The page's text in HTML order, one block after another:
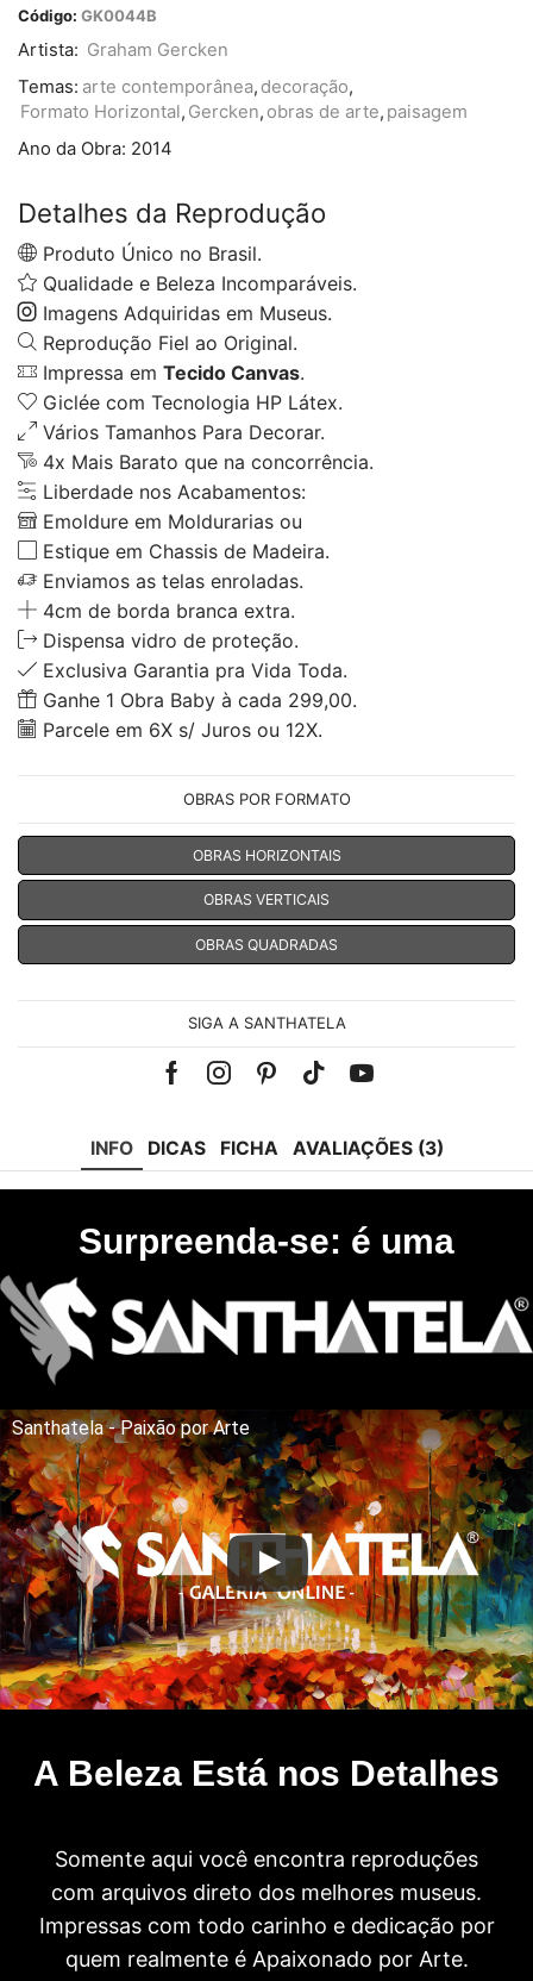
Código: GK0044B
Artista: Graham Gercken
Temas: arte contemporânea, decoração,
Formato Horizontal, Gercken, obras de arte, paisagem
Ano da Obra: 2014
Detalhes da Reprodução
Produto Único no Brasil.
Qualidade e Beleza Incomparáveis.
Imagens Adquiridas em Museus.
Reprodução Fiel ao Original.
Impressa em Tecido Canvas.
Giclée com Tecnologia HP Látex.
Vários Tamanhos Para Decorar.
4x Mais Barato que na concorrência.
Liberdade nos Acabamentos:
Emoldure em Moldurarias ou
Estique em Chassis de Madeira.
Enviamos as telas enroladas.
4cm de borda branca extra.
Dispensa vidro de proteção.
Exclusiva Garantia pra Vida Toda.
Ganhe 1 Obra Baby à cada 299,00.
Parcele em 6X s/ Juros ou 12X.
OBRAS POR FORMATO
OBRAS HORIZONTAIS
OBRAS VERTICAIS
OBRAS QUADRADAS
SIGA A SANTHATELA
Facebook
Instagram
Pinterest
Tik-Youtube
INFO DICAS FICHA AVALIAÇÕES (3)
Surpreenda-se: é uma
Santhatela - Paixão por Arte
A Beleza Está nos Detalhes
Somente aqui você encontra reproduções
com arquivos direto dos melhores museus.
Impressas com todo carinho e dedicação por
quem realmente é Apaixonado por Arte.